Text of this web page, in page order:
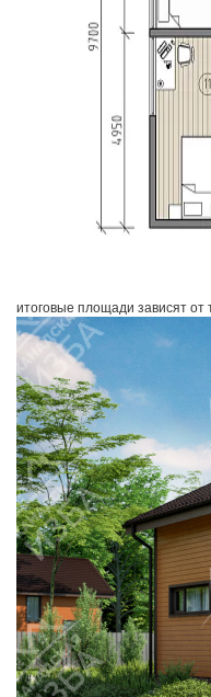
итоговые площади зависят